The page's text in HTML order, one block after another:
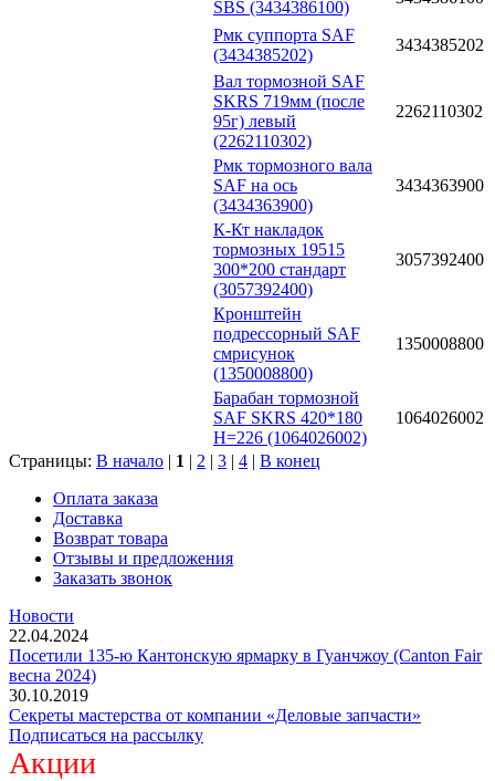
SBS (3434386100)
Рмк суппорта SAF
(3434385202)
3434385202
Вал тормозной SAF
SKRS 719мм (после
95г) левый
(2262110302)
2262110302
Рмк тормозного вала
SAF на ось
(3434363900)
3434363900
К-Кт накладок
тормозных 19515
300*200 стандарт
(3057392400)
3057392400
Кронштейн
подрессорный SAF
смрисунок
(1350008800)
1350008800
Барабан тормозной
SAF SKRS 420*180
H=226 (1064026002)
1064026002
Страницы: В начало | 1 | 2 | 3 | 4 | В конец
Оплата заказа
Доставка
Возврат товара
Отзывы и предложения
Заказать звонок
Новости
22.04.2024
Посетили 135-ю Кантонскую ярмарку в Гуанчжоу (Canton Fair
весна 2024)
30.10.2019
Секреты мастерства от компании «Деловые запчасти»
Подписаться на рассылку
Акции